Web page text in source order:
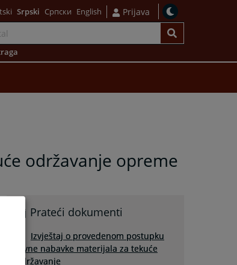
Srpski Српски English Prijava
održavanje opreme
Prateći dokumenti
Izvještaj o provedenom postupku
javne nabavke materijala za tekuće
održavanje